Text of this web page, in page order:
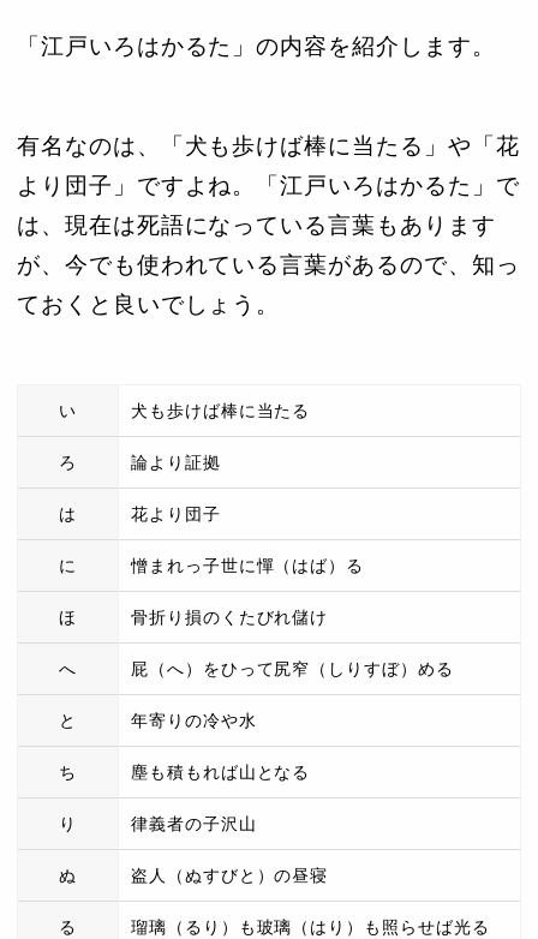
「江戸いろはかるた」の内容を紹介します。
有名なのは、「犬も歩けば棒に当たる」や「花
より団子」ですよね。「江戸いろはかるた」で
は、現在は死語になっている言葉もあります
が、今でも使われている言葉があるので、知っ
ておくと良いでしょう。
い 犬も歩けば棒に当たる
ろ 論より証拠
は 花より団子
に 憎まれっ子世に憚（はば）る
ほ 骨折り損のくたびれ儲け
へ 屁（へ）をひって尻窄（しりすぼ）める
と 年寄りの冷や水
ち 塵も積もれば山となる
り 律義者の子沢山
ぬ 盗人（ぬすびと）の昼寝
る 瑠璃（るり）も玻璃（はり）も照らせば光る